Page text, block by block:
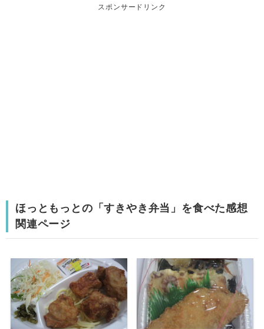
スポンサードリンク
ほっともっとの「すきやき弁当」を食べた感想
関連ページ